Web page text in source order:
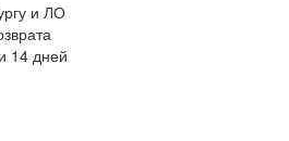
и ЛО
14 дней